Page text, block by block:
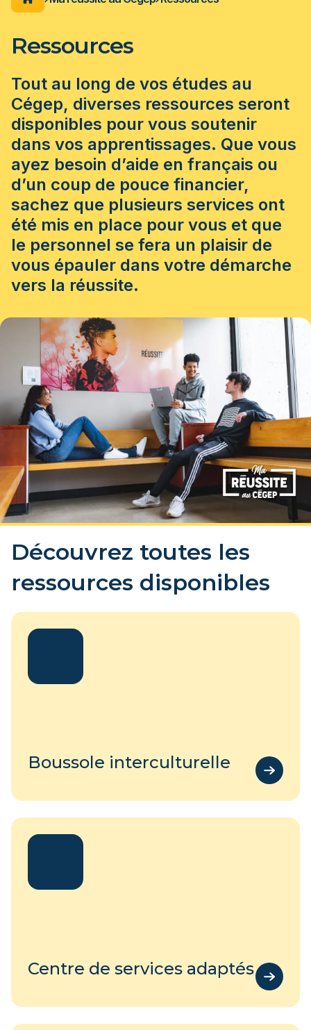
Besoin d'aide
Plan de réussite
Services du Cégep
Ma réussite à l'ÉNA
ACCUEIL DU CÉGEP
d’étudiant
et résultats
uniforme de langue
communs
permanent
de note
de programmes
aux adultes
générale
et départements
apprentissage
et d'études
à la bibliothèque
des professeurs
les pairs
lors de votre
de
covoiturage,
fournir de
Ressources
Tout au long de vos études au
Cégep, diverses ressources seront
disponibles pour vous soutenir
dans vos apprentissages. Que vous
ayez besoin d’aide en français ou
d’un coup de pouce financier,
sachez que plusieurs services ont
été mis en place pour vous et que
le personnel se fera un plaisir de
vous épauler dans votre démarche
vers la réussite.
Découvrez toutes les
ressources disponibles
Boussole interculturelle
Centre de services adaptés